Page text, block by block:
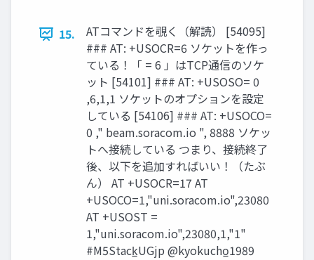
15.
ATコマンドを覗く（解読） [54095]
### AT: +USOCR=6 ソケットを作っ
ている！「 = 6 」はTCP通信のソケ
ット [54101] ### AT: +USOSO= 0
,6,1,1 ソケットのオプションを設定
している [54106] ### AT: +USOCO=
0 ," beam.soracom.io ", 8888 ソケッ
トへ接続している つまり、接続終了
後、以下を追加すればいい！（たぶ
ん） AT +USOCR=17 AT
+USOCO=1,"uni.soracom.io",23080
AT +USOST =
1,"uni.soracom.io",23080,1,"1"
#M5Stack̲UGjp @kyokucho̲1989